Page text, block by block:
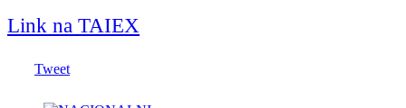
Link na TAIEX
Tweet